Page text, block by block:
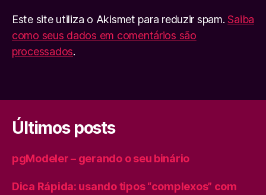
Este site utiliza o Akismet para reduzir spam.Saiba
como seus dados em comentários são
processados.
Últimos posts
pgModeler – gerando o seu binário
Dica Rápida: usando tipos “complexos” com